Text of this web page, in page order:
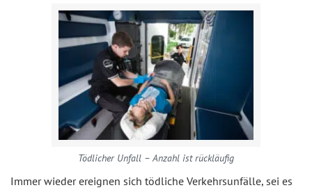
Tödlicher Unfall – Anzahl ist rückläufig
Immer wieder ereignen sich tödliche Verkehrsunfälle, sei es